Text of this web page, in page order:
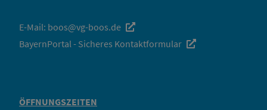
E-Mail: boos@vg-boos.de
BayernPortal - Sicheres Kontaktformular
ÖFFNUNGSZEITEN